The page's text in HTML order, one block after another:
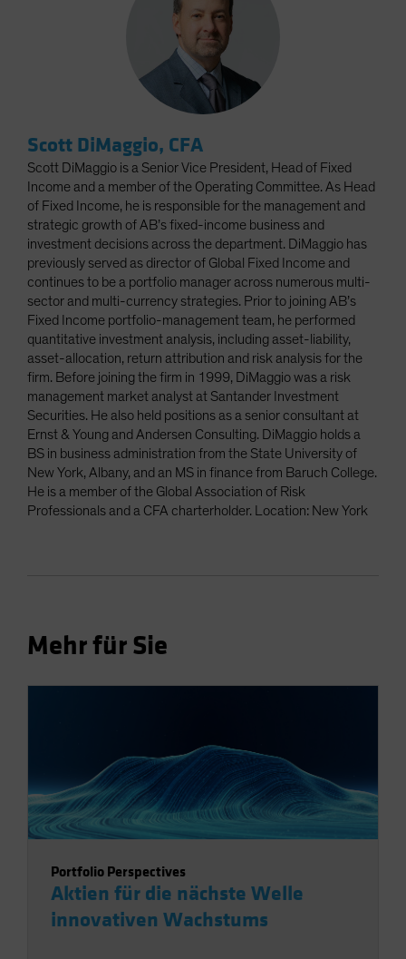
Scott DiMaggio, CFA
Scott DiMaggio is a Senior Vice President, Head of Fixed
Income and a member of the Operating Committee. As Head
of Fixed Income, he is responsible for the management and
strategic growth of AB’s fixed-income business and
investment decisions across the department. DiMaggio has
previously served as director of Global Fixed Income and
continues to be a portfolio manager across numerous multi-
sector and multi-currency strategies. Prior to joining AB’s
Fixed Income portfolio-management team, he performed
quantitative investment analysis, including asset-liability,
asset-allocation, return attribution and risk analysis for the
firm. Before joining the firm in 1999, DiMaggio was a risk
management market analyst at Santander Investment
Securities. He also held positions as a senior consultant at
Ernst & Young and Andersen Consulting. DiMaggio holds a
BS in business administration from the State University of
New York, Albany, and an MS in finance from Baruch College.
He is a member of the Global Association of Risk
Professionals and a CFA charterholder. Location: New York
Mehr für Sie
Portfolio Perspectives
Aktien für die nächste Welle
innovativen Wachstums